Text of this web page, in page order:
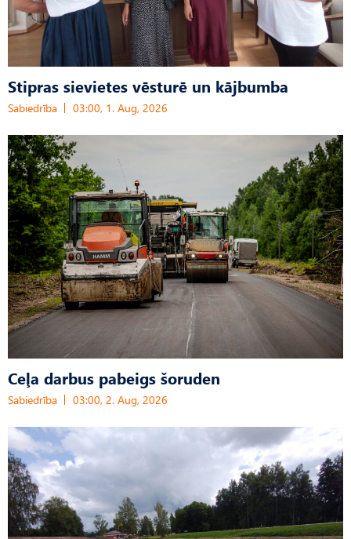
Stipras sievietes vēsturē un kājbumba
Sabiedrība 03:00, 1. Aug, 2026
Ceļa darbus pabeigs šoruden
Sabiedrība 03:00, 2. Aug, 2026